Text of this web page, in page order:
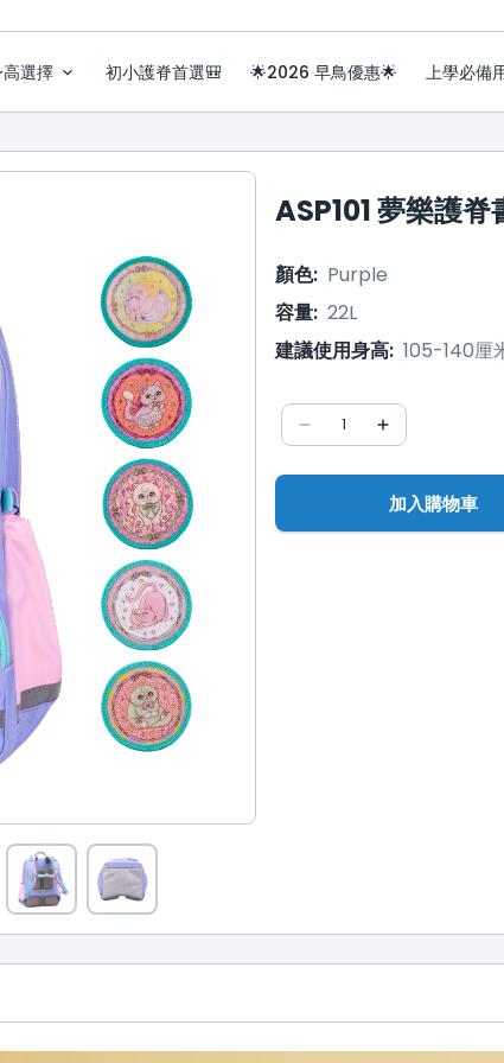
選擇 初小護脊首選🎒 🌟2026 早鳥優惠🌟 上學必備
ASP101 夢樂護脊
顏色: Purple
容量: 22L
建議使用身高: 105-140厘
1
加入購物車